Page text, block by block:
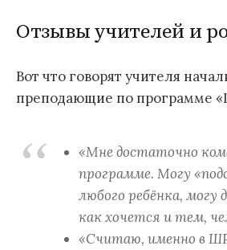
Отзывы учителей и
Вот что говорят учителя
преподающие по программе
«Мне достаточно
программе. Могу
любого ребёнка, могу
как хочется и тем,
«Считаю, именно в